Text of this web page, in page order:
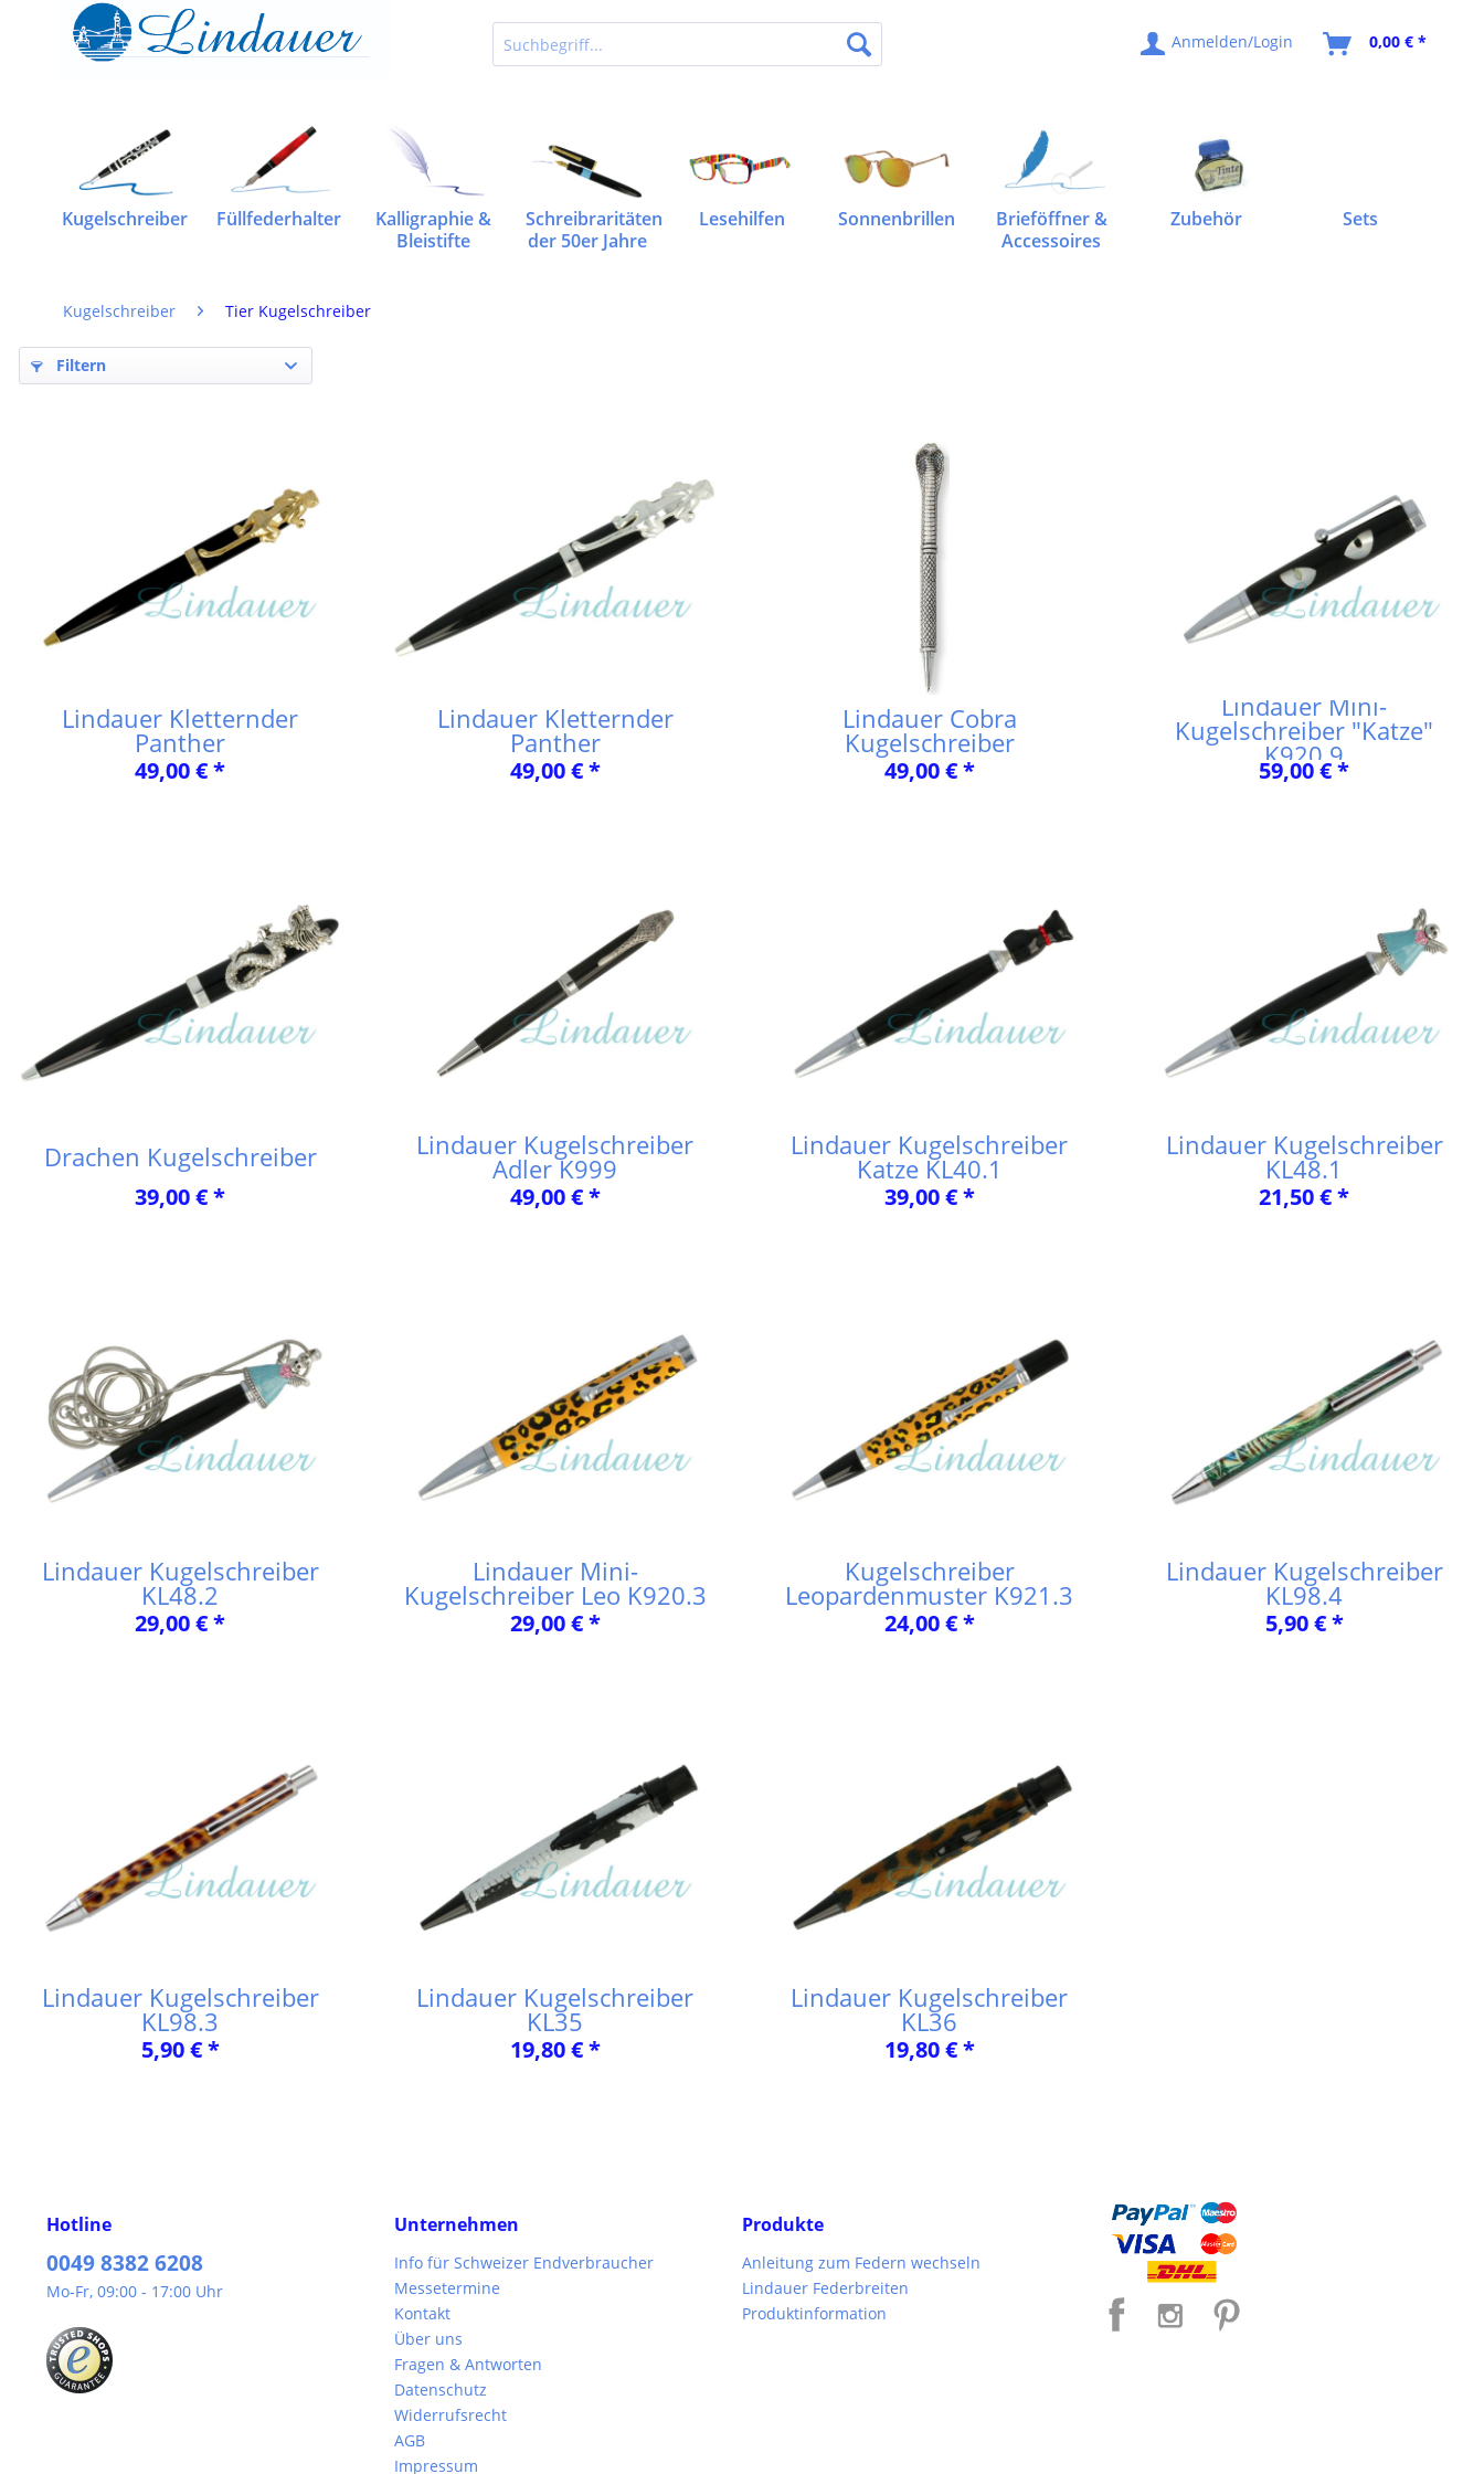
Anmelden/Login 0,00 € *
Kugelschreiber Füllfederhalter
Kalligraphie &
Bleistifte
Schreibraritäten
der 50er Jahre
Lesehilfen Sonnenbrillen
Brieföffner &
Accessoires
Zubehör Sets
Kugelschreiber Tier Kugelschreiber
Filtern
Lindauer Kletternder
Panther
49,00 € *
Lindauer Kletternder
Panther
49,00 € *
Lindauer Cobra
Kugelschreiber
49,00 € *
Lindauer Mini-
Kugelschreiber "Katze"
K920.9
59,00 € *
Drachen Kugelschreiber
39,00 € *
Lindauer Kugelschreiber
Adler K999
49,00 € *
Lindauer Kugelschreiber
Katze KL40.1
39,00 € *
Lindauer Kugelschreiber
KL48.1
21,50 € *
Lindauer Kugelschreiber
KL48.2
29,00 € *
Lindauer Mini-
Kugelschreiber Leo K920.3
29,00 € *
Kugelschreiber
Leopardenmuster K921.3
24,00 € *
Lindauer Kugelschreiber
KL98.4
5,90 € *
Lindauer Kugelschreiber
KL98.3
5,90 € *
Lindauer Kugelschreiber
KL35
19,80 € *
Lindauer Kugelschreiber
KL36
19,80 € *
Hotline
0049 8382 6208
Mo-Fr, 09:00 - 17:00 Uhr
Unternehmen
Info für Schweizer Endverbraucher
Messetermine
Kontakt
Über uns
Fragen & Antworten
Datenschutz
Widerrufsrecht
AGB
Impressum
Produkte
Anleitung zum Federn wechseln
Lindauer Federbreiten
Produktinformation